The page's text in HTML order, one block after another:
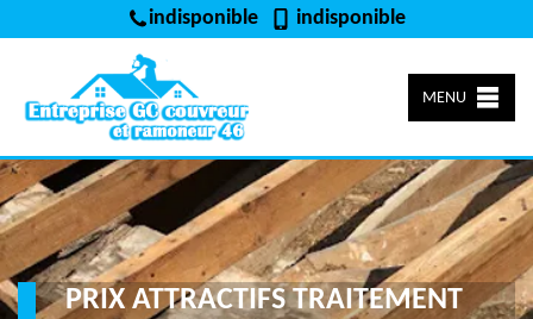
indisponible indisponible
MENU
PRIX ATTRACTIFS TRAITEMENT